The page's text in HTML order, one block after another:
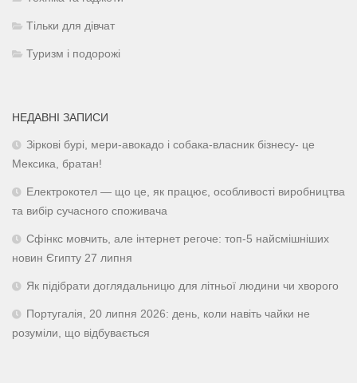
Тільки для дівчат
Туризм і подорожі
НЕДАВНІ ЗАПИСИ
Зіркові бурі, мери-авокадо і собака-власник бізнесу- це
Мексика, братан!
Електрокотел — що це, як працює, особливості виробництва
та вибір сучасного споживача
Сфінкс мовчить, але інтернет регоче: топ-5 найсмішніших
новин Єгипту 27 липня
Як підібрати доглядальницю для літньої людини чи хворого
Португалія, 20 липня 2026: день, коли навіть чайки не
розуміли, що відбувається